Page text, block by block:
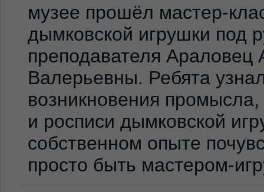
музее прошёл мастер-
дымковской игрушки под
преподавателя Араловец
Валерьевны. Ребята
возникновения
и росписи дымковской
собственном опыте
просто быть мастером-